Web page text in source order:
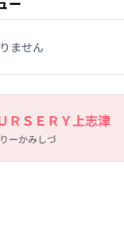
ません
ＲＳＥＲＹ上志津
ーかみしづ